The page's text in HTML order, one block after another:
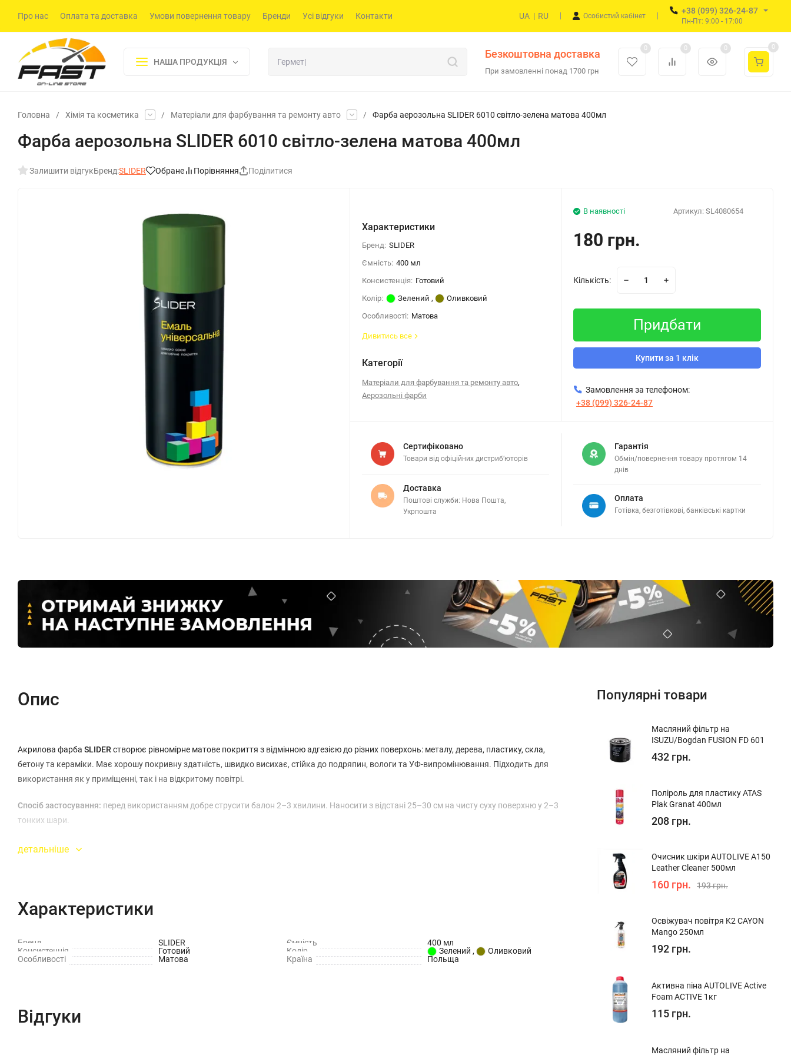
Про нас Оплата та доставка Умови повернення товару Бренди Усі відгуки Контакти UA | RU Особистий кабінет
+38 (099) 326-24-87
Пн-Пт: 9:00 - 17:00
НАША ПРОДУКЦІЯ
Безкоштовна доставка
При замовленні понад 1700 грн
0 0 0 0
Головна / Хімія та косметика / Матеріали для фарбування та ремонту авто / Фарба аерозольна SLIDER 6010 світло-зелена матова 400мл
Фарба аерозольна SLIDER 6010 світло-зелена матова 400мл
Залишити відгукБренд:SLIDER Обране Порівняння Поділитися
Характеристики
Бренд: SLIDER
Ємність: 400 мл
Консистенція: Готовий
Колір:
Зелений ,
Оливковий
Особливості: Матова
Дивитись все
Категорії
Матеріали для фарбування та ремонту авто,
Аерозольні фарби
Артикул: SL4080654
В наявності
180 грн.
Кількість:
Придбати
Купити за 1 клік
Замовлення за телефоном:
+38 (099) 326-24-87
Сертифіковано
Товари від офіційних дистриб’юторів
Доставка
Поштові служби: Нова Пошта,
Укрпошта
Гарантія
Обмін/повернення товару протягом 14
днів
Оплата
Готівка, безготівкові, банківські картки
Опис
Акрилова фарба SLIDER створює рівномірне матове покриття з відмінною адгезією до різних поверхонь: металу, дерева, пластику, скла,
бетону та кераміки. Має хорошу покривну здатність, швидко висихає, стійка до подряпин, вологи та УФ-випромінювання. Підходить для
використання як у приміщенні, так і на відкритому повітрі.
Спосіб застосування: перед використанням добре струсити балон 2–3 хвилини. Наносити з відстані 25–30 см на чисту суху поверхню у 2–3
тонких шари.
детальніше
Характеристики
Бренд SLIDER Ємність
400 мл
Консистенція
Готовий Колір Зелений ,
Оливковий
Особливості
Матова Країна Польща
Відгуки
Популярні товари
Масляний фільтр на
ISUZU/Bogdan FUSION FD 601
432 грн.
Поліроль для пластику ATAS
Plak Granat 400мл
208 грн.
Очисник шкіри AUTOLIVE A150
Leather Cleaner 500мл
160 грн. 193 грн.
Освіжувач повітря K2 CAYON
Mango 250мл
192 грн.
Активна піна AUTOLIVE Active
Foam ACTIVE 1кг
115 грн.
Масляний фільтр на